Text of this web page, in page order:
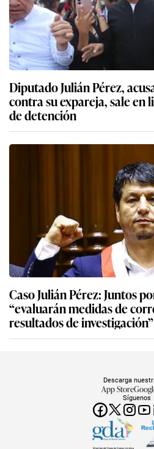
Diputado Julián Pérez,
contra su expareja, sale en
de detención
Caso Julián Pérez: Juntos
“evaluarán medidas de
resultados de investigación”
Síguenos
Descarga
App Store
Miembro del Grupo de Diarios América